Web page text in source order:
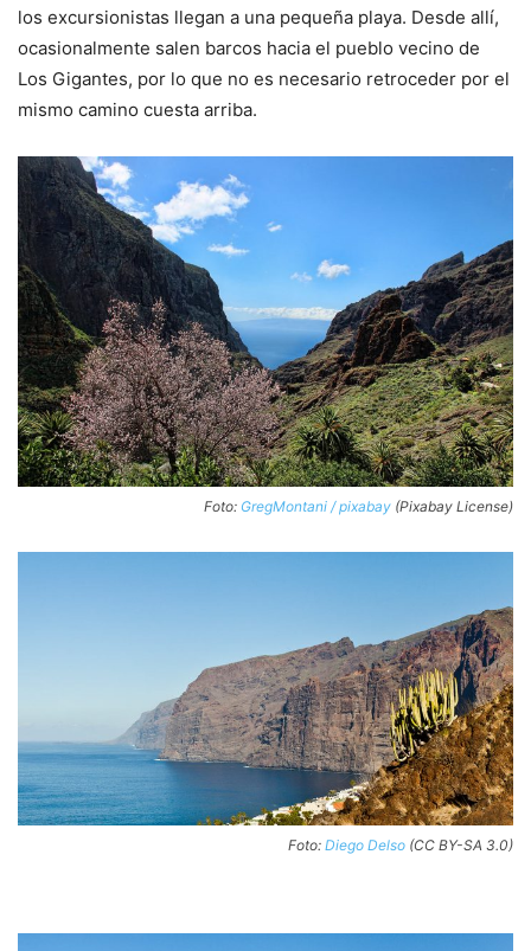
los excursionistas llegan a una pequeña playa. Desde allí,
ocasionalmente salen barcos hacia el pueblo vecino de
Los Gigantes, por lo que no es necesario retroceder por el
mismo camino cuesta arriba.
Foto: GregMontani / pixabay (Pixabay License)
Foto: Diego Delso (CC BY-SA 3.0)